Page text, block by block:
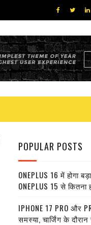
POPULAR POSTS
ONEPLUS 16 में होगा
ONEPLUS 15 से कितना
IPHONE 17 PRO और
समस्या, चार्जिंग के